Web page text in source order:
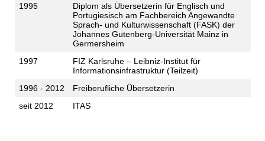
1995
Diplom als Übersetzerin für Englisch und
Portugiesisch am Fachbereich Angewandte
Sprach- und Kulturwissenschaft (FASK) der
Johannes Gutenberg-Universität Mainz in
Germersheim
1997
FIZ Karlsruhe – Leibniz-Institut für
Informationsinfrastruktur (Teilzeit)
1996 - 2012
Freiberufliche Übersetzerin
seit 2012
ITAS